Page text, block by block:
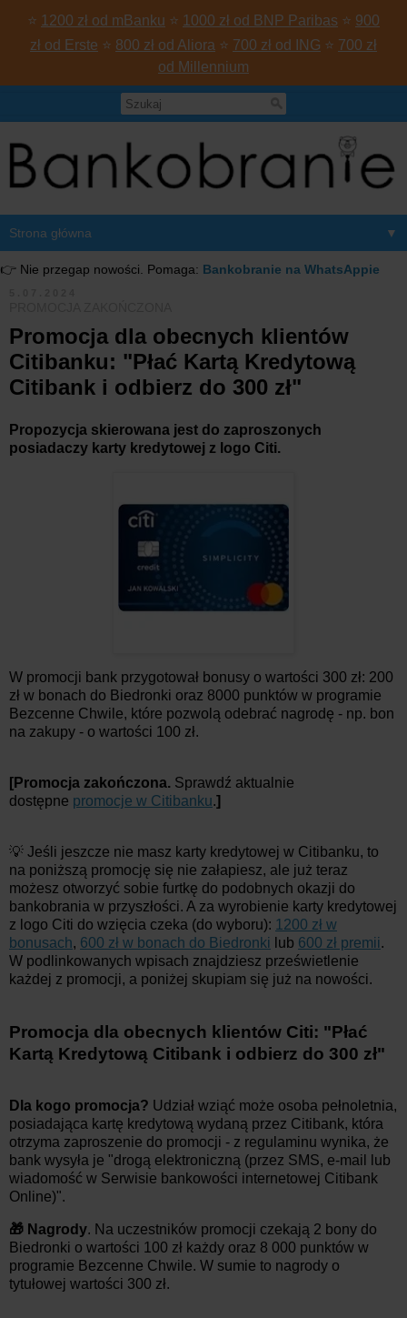
⭐ 1200 zł od mBanku ⭐ 1000 zł od BNP Paribas ⭐ 900
zł od Erste ⭐ 800 zł od Aliora ⭐ 700 zł od ING ⭐ 700 zł
od Millennium
▼
👉 Nie przegap nowości. Pomaga: Bankobranie na WhatsAppie
Promocja dla obecnych klientów
Citibanku: "Płać Kartą Kredytową
Citibank i odbierz do 300 zł"
Propozycja skierowana jest do zaproszonych
posiadaczy karty kredytowej z logo Citi.
W promocji bank przygotował bonusy o wartości 300 zł: 200
zł w bonach do Biedronki oraz 8000 punktów w programie
Bezcenne Chwile, które pozwolą odebrać nagrodę - np. bon
na zakupy - o wartości 100 zł.
[Promocja zakończona. Sprawdź aktualnie
dostępne promocje w Citibanku.]
💡 Jeśli jeszcze nie masz karty kredytowej w Citibanku, to
na poniższą promocję się nie załapiesz, ale już teraz
możesz otworzyć sobie furtkę do podobnych okazji do
bankobrania w przyszłości. A za wyrobienie karty kredytowej
z logo Citi do wzięcia czeka (do wyboru): 1200 zł w
bonusach, 600 zł w bonach do Biedronki lub 600 zł premii.
W podlinkowanych wpisach znajdziesz prześwietlenie
każdej z promocji, a poniżej skupiam się już na nowości.
Promocja dla obecnych klientów Citi: "Płać
Kartą Kredytową Citibank i odbierz do 300 zł"
Dla kogo promocja? Udział wziąć może osoba pełnoletnia,
posiadająca kartę kredytową wydaną przez Citibank, która
otrzyma zaproszenie do promocji - z regulaminu wynika, że
bank wysyła je "drogą elektroniczną (przez SMS, e-mail lub
wiadomość w Serwisie bankowości internetowej Citibank
Online)".
🎁 Nagrody. Na uczestników promocji czekają 2 bony do
Biedronki o wartości 100 zł każdy oraz 8 000 punktów w
programie Bezcenne Chwile. W sumie to nagrody o
tytułowej wartości 300 zł.